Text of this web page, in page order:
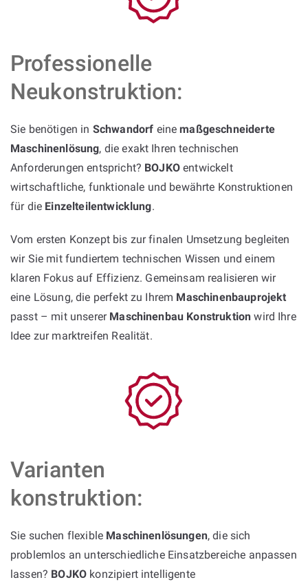
Professionelle
Neukonstruktion:
Sie benötigen in Schwandorf einemaßgeschneiderte
Maschinenlösung, die exakt Ihren technischen
Anforderungen entspricht? BOJKOentwickelt
wirtschaftliche, funktionale und bewährte Konstruktionen
für die Einzelteilentwicklung.
Vom ersten Konzept bis zur finalen Umsetzung begleiten
wir Sie mit fundiertem technischen Wissen und einem
klaren Fokus auf Effizienz. Gemeinsam realisieren wir
eine Lösung, die perfekt zu Ihrem Maschinenbauprojekt
passt – mit unserer Maschinenbau Konstruktion wird Ihre
Idee zur marktreifen Realität.
Varianten
konstruktion:
Sie suchen flexible Maschinenlösungen, die sich
problemlos an unterschiedliche Einsatzbereiche anpassen
lassen? BOJKO konzipiert intelligente